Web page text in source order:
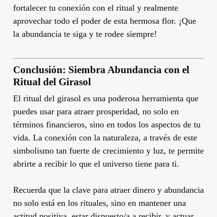
fortalecer tu conexión con el ritual y realmente
aprovechar todo el poder de esta hermosa flor. ¡Que
la abundancia te siga y te rodee siempre!
Conclusión: Siembra Abundancia con el
Ritual del Girasol
El ritual del girasol es una poderosa herramienta que
puedes usar para atraer prosperidad, no solo en
términos financieros, sino en todos los aspectos de tu
vida. La conexión con la naturaleza, a través de este
simbolismo tan fuerte de crecimiento y luz, te permite
abrirte a recibir lo que el universo tiene para ti.
Recuerda que la clave para atraer dinero y abundancia
no solo está en los rituales, sino en mantener una